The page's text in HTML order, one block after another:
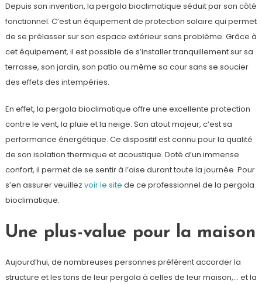
Depuis son invention, la pergola bioclimatique séduit par son côté
fonctionnel. C’est un équipement de protection solaire qui permet
de se prélasser sur son espace extérieur sans problème. Grâce à
cet équipement, il est possible de s’installer tranquillement sur sa
terrasse, son jardin, son patio ou même sa cour sans se soucier
des effets des intempéries.
En effet, la pergola bioclimatique offre une excellente protection
contre le vent, la pluie et la neige. Son atout majeur, c’est sa
performance énergétique. Ce dispositif est connu pour la qualité
de son isolation thermique et acoustique. Doté d’un immense
confort, il permet de se sentir à l’aise durant toute la journée. Pour
s’en assurer veuillez voir le site de ce professionnel de la pergola
bioclimatique.
Une plus-value pour la maison
Aujourd’hui, de nombreuses personnes préfèrent accorder la
structure et les tons de leur pergola à celles de leur maison,… et la